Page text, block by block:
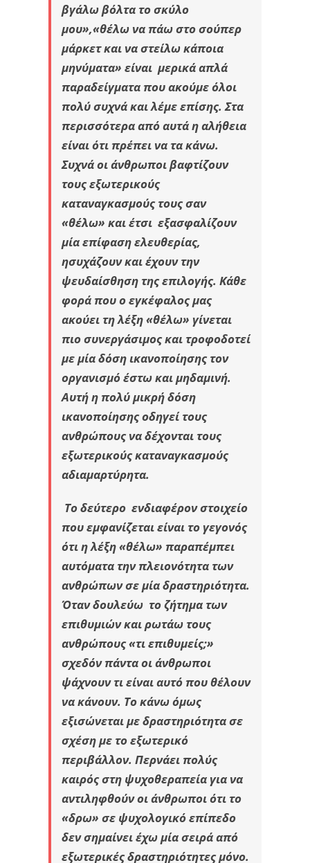
βγάλω βόλτα το σκύλο
μου»,«θέλω να πάω στο σούπερ
μάρκετ και να στείλω κάποια
μηνύματα» είναι μερικά απλά
παραδείγματα που ακούμε όλοι
πολύ συχνά και λέμε επίσης. Στα
περισσότερα από αυτά η αλήθεια
είναι ότι πρέπει να τα κάνω.
Συχνά οι άνθρωποι βαφτίζουν
τους εξωτερικούς
καταναγκασμούς τους σαν
«θέλω» και έτσι εξασφαλίζουν
μία επίφαση ελευθερίας,
ησυχάζουν και έχουν την
ψευδαίσθηση της επιλογής. Κάθε
φορά που ο εγκέφαλος μας
ακούει τη λέξη «θέλω» γίνεται
πιο συνεργάσιμος και τροφοδοτεί
με μία δόση ικανοποίησης τον
οργανισμό έστω και μηδαμινή.
Αυτή η πολύ μικρή δόση
ικανοποίησης οδηγεί τους
ανθρώπους να δέχονται τους
εξωτερικούς καταναγκασμούς
αδιαμαρτύρητα.
Το δεύτερο ενδιαφέρον στοιχείο
που εμφανίζεται είναι το γεγονός
ότι η λέξη «θέλω» παραπέμπει
αυτόματα την πλειονότητα των
ανθρώπων σε μία δραστηριότητα.
Όταν δουλεύω το ζήτημα των
επιθυμιών και ρωτάω τους
ανθρώπους «τι επιθυμείς;»
σχεδόν πάντα οι άνθρωποι
ψάχνουν τι είναι αυτό που θέλουν
να κάνουν. Το κάνω όμως
εξισώνεται με δραστηριότητα σε
σχέση με το εξωτερικό
περιβάλλον. Περνάει πολύς
καιρός στη ψυχοθεραπεία για να
αντιληφθούν οι άνθρωποι ότι το
«δρω» σε ψυχολογικό επίπεδο
δεν σημαίνει έχω μία σειρά από
εξωτερικές δραστηριότητες μόνο.